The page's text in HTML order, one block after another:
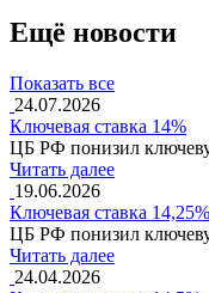
Ещё новости
Показать все
24.07.2026
Ключевая ставка 14%
ЦБ РФ понизил
Читать далее
19.06.2026
Ключевая ставка 14,25%
ЦБ РФ понизил
Читать далее
24.04.2026